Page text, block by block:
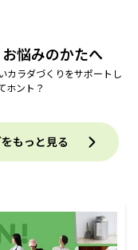
悩みのかたへ
カラダづくりをサポートし
ホント？
もっと見る